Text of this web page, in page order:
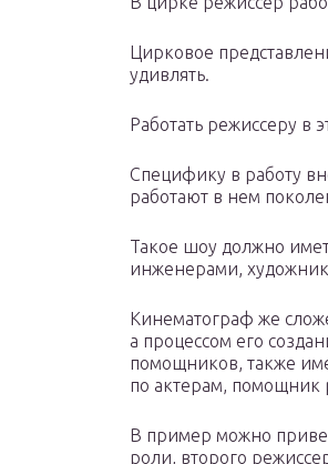
Цирковое
удивлять.
Работать режиссеру в
Специфику в работу
работают в нем
Такое шоу должно
инженерами,
Кинематограф же
а процессом его
помощников, также
по актерам, помощник
В пример можно
роли, второго